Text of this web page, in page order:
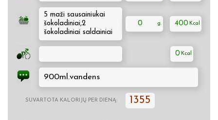
5 maži sausainiukai
šokoladiniai,2
šokoladiniai saldainiai
0 400
0
900ml.vandens
SUVARTOTA KALORIJŲ PER DIENĄ: 1355